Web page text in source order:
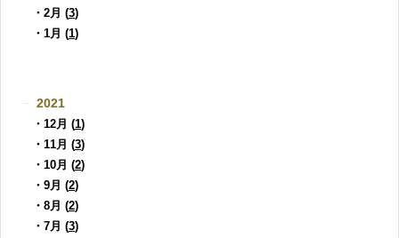
・2月 (3)
・1月 (1)
2021
・12月 (1)
・11月 (3)
・10月 (2)
・9月 (2)
・8月 (2)
・7月 (3)